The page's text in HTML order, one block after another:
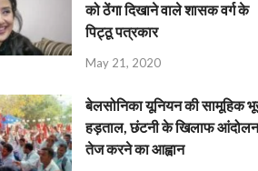
को ठेंगा दिखाने वाले शासक वर्ग के
पिट्ठू पत्रकार
May 21, 2020
बेलसोनिका यूनियन की सामूहिक
हड़ताल, छंटनी के खिलाफ
तेज करने का आह्वान